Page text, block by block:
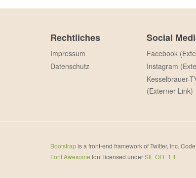
Rechtliches
Impressum
Datenschutz
Social
Facebook
Instagram
Kesselbrauer-
(Externer Link)
Bootstrapis a front-end framework of Twitter, Inc.
Font Awesome font licensed underSIL OFL 1.1.